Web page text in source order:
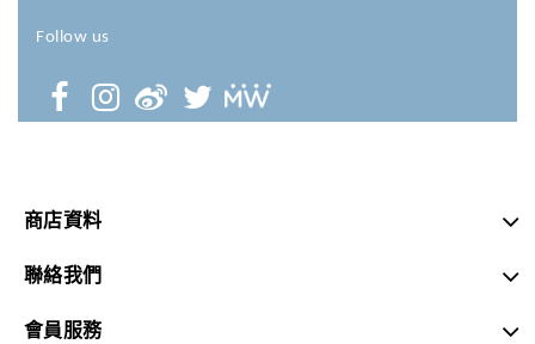
Follow us
商店資料
聯絡我們
會員服務